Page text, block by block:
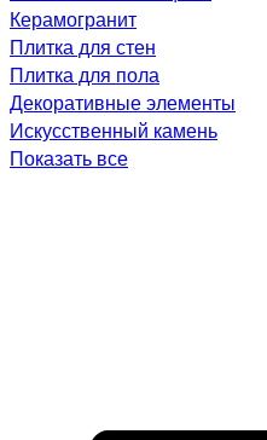
Керамогранит
Плитка для стен
Плитка для пола
Декоративные элементы
Искусственный камень
Показать все